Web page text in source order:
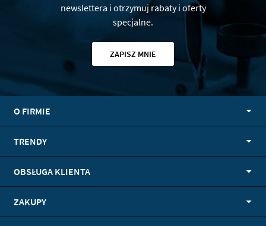
newslettera i otrzymuj rabaty i oferty
specjalne.
ZAPISZ MNIE
O FIRMIE
TRENDY
OBSŁUGA KLIENTA
ZAKUPY